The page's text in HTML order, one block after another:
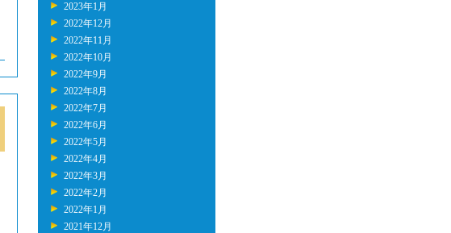
2023年1月
2022年12月
2022年11月
2022年10月
2022年9月
2022年8月
2022年7月
2022年6月
2022年5月
2022年4月
2022年3月
2022年2月
2022年1月
2021年12月